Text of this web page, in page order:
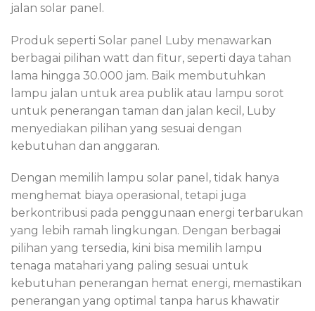
jalan solar panel.
Produk seperti Solar panel Luby menawarkan
berbagai pilihan watt dan fitur, seperti daya tahan
lama hingga 30.000 jam. Baik membutuhkan
lampu jalan untuk area publik atau lampu sorot
untuk penerangan taman dan jalan kecil, Luby
menyediakan pilihan yang sesuai dengan
kebutuhan dan anggaran.
Dengan memilih lampu solar panel, tidak hanya
menghemat biaya operasional, tetapi juga
berkontribusi pada penggunaan energi terbarukan
yang lebih ramah lingkungan. Dengan berbagai
pilihan yang tersedia, kini bisa memilih lampu
tenaga matahari yang paling sesuai untuk
kebutuhan penerangan hemat energi, memastikan
penerangan yang optimal tanpa harus khawatir